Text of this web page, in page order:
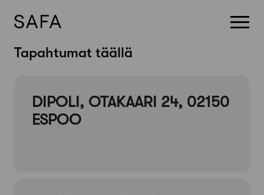
SkipTapahtumat täällä
DIPOLI, OTAKAARI 24, 02150
ESPOO